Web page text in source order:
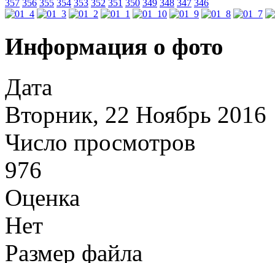
357 356 355 354 353 352 351 350 349 348 347 346
Информация о фото
Дата
Вторник, 22 Ноябрь 2016
Число просмотров
976
Оценка
Нет
Размер файла